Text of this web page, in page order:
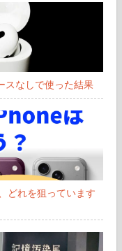
スなしで使った結果
どれを狙っています